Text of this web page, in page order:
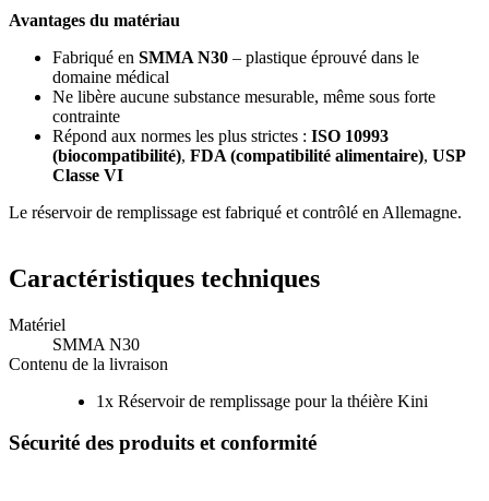
Avantages du matériau
Fabriqué en SMMA N30 – plastique éprouvé dans le
domaine médical
Ne libère aucune substance mesurable, même sous forte
contrainte
Répond aux normes les plus strictes : ISO 10993
(biocompatibilité), FDA (compatibilité alimentaire), USP
Classe VI
Le réservoir de remplissage est fabriqué et contrôlé en Allemagne.
Caractéristiques techniques
Matériel
SMMA N30
Contenu de la livraison
1x Réservoir de remplissage pour la théière Kini
Sécurité des produits et conformité